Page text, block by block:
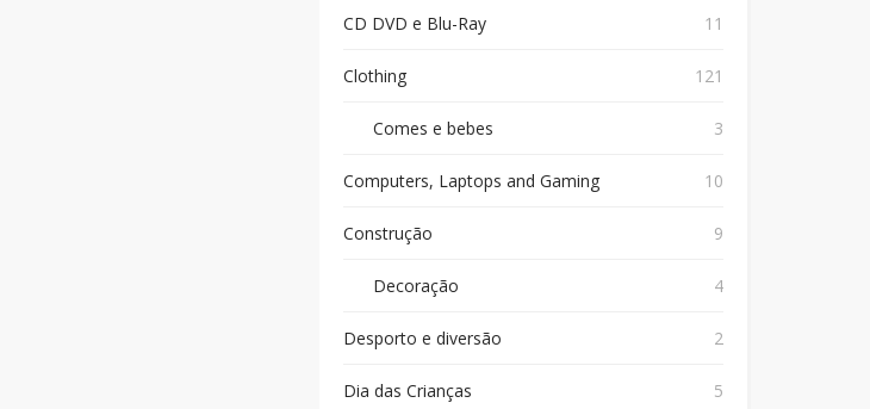
CD DVD e Blu-Ray 11
Clothing 121
Comes e bebes 3
Computers, Laptops and Gaming 10
Construção 9
Decoração 4
Desporto e diversão 2
Dia das Crianças 5